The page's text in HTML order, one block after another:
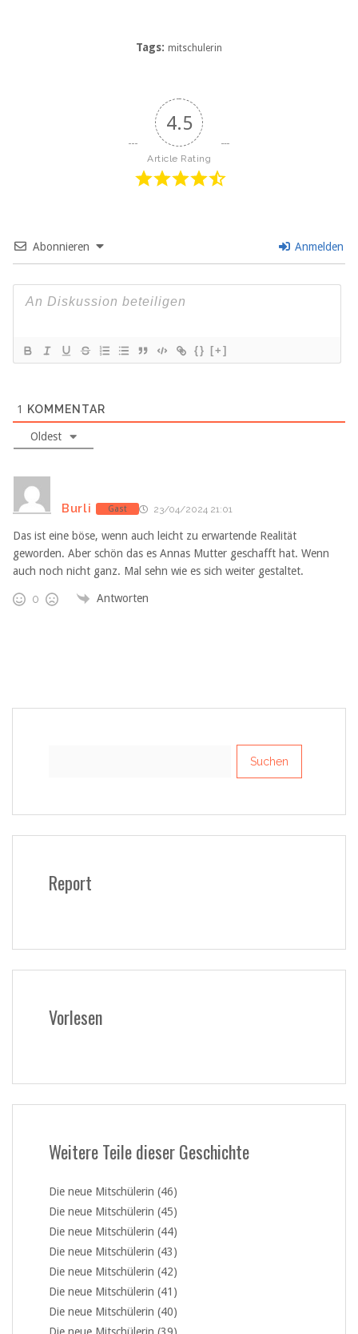
Tags: mitschulerin
4.5
Article Rating
Abonnieren Anmelden
{} [+]
1 KOMMENTAR
Oldest
Burli Gast 23/04/2024 21:01
Das ist eine böse, wenn auch leicht zu erwartende Realität
geworden. Aber schön das es Annas Mutter geschafft hat. Wenn
auch noch nicht ganz. Mal sehn wie es sich weiter gestaltet.
0 Antworten
Report
Vorlesen
Weitere Teile dieser Geschichte
Die neue Mitschülerin (46)
Die neue Mitschülerin (45)
Die neue Mitschülerin (44)
Die neue Mitschülerin (43)
Die neue Mitschülerin (42)
Die neue Mitschülerin (41)
Die neue Mitschülerin (40)